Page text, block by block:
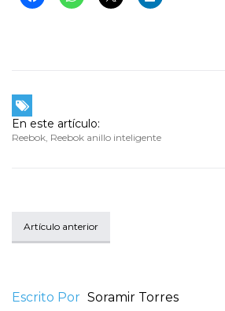
En este artículo:
Reebok, Reebok anillo inteligente
Artículo anterior
Escrito Por Soramir Torres